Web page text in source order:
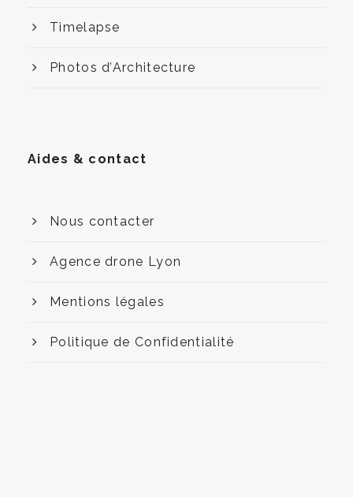
Timelapse
Photos d’Architecture
Aides & contact
Nous contacter
Agence drone Lyon
Mentions légales
Politique de Confidentialité